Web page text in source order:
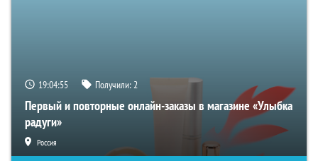
19:04:54 Получили:2
Первый и повторные онлайн-заказы в магазине «Улыбка
радуги»
Россия